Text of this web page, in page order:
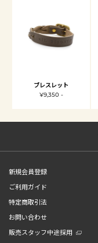
ブレスレット
¥9,350 -
新規会員登録
ご利用ガイド
特定商取引法
お問い合わせ
販売スタッフ中途採用